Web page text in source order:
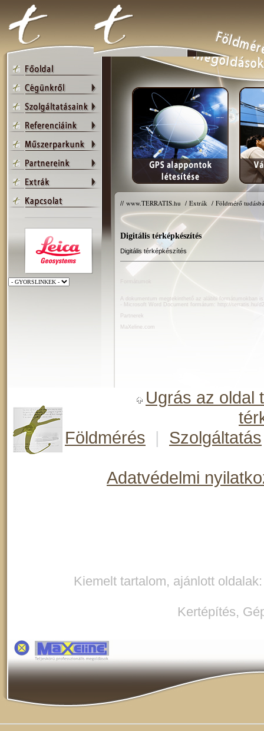
// www.TERRATIS.hu / Extrák / Földmérő
Digitális térképkészítés
Digitális térképkészítés
A dokumentum megtekinthető az alábbi formátumokban
- Microsoft Word Document formátum:
http://terratis.hu/
Partnerek
MaXeline.com
Ugrás az oldal
Földmérés
| Szolgáltatás
Adatvédelmi
Kiemelt tartalom, ajánlott
Kertépítés,